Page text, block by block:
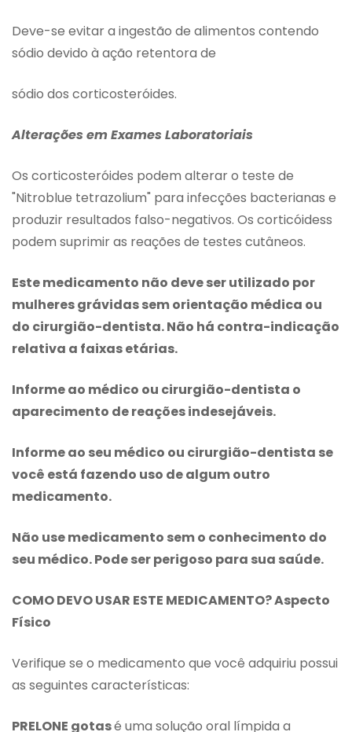
Deve-se evitar a ingestão de alimentos contendo
sódio devido à ação retentora de
sódio dos corticosteróides.
Alterações em Exames Laboratoriais
Os corticosteróides podem alterar o teste de
"Nitroblue tetrazolium" para infecções bacterianas e
produzir resultados falso-negativos. Os corticóidess
podem suprimir as reações de testes cutâneos.
Este medicamento não deve ser utilizado por
mulheres grávidas sem orientação médica ou
do cirurgião-dentista. Não há contra-indicação
relativa a faixas etárias.
Informe ao médico ou cirurgião-dentista o
aparecimento de reações indesejáveis.
Informe ao seu médico ou cirurgião-dentista se
você está fazendo uso de algum outro
medicamento.
Não use medicamento sem o conhecimento do
seu médico. Pode ser perigoso para sua saúde.
COMO DEVO USAR ESTE MEDICAMENTO? Aspecto
Físico
Verifique se o medicamento que você adquiriu possui
as seguintes características:
PRELONE gotasé uma solução oral límpida a